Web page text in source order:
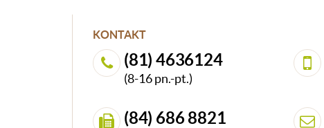
KONTAKT
(81) 4636124
(8-16 pn.-pt.)
(84) 686 8821